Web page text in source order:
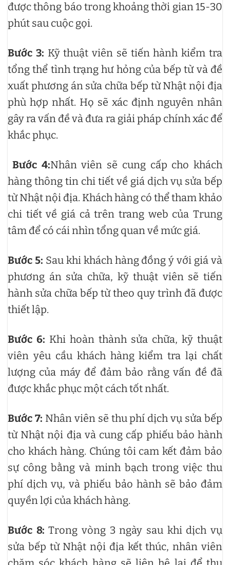
được thông báo trong khoảng thời gian 15-30
phút sau cuộc gọi.
Bước 3: Kỹ thuật viên sẽ tiến hành kiểm tra
tổng thể tình trạng hư hỏng của bếp từ và đề
xuất phương án sửa chữa bếp từ Nhật nội địa
phù hợp nhất. Họ sẽ xác định nguyên nhân
gây ra vấn đề và đưa ra giải pháp chính xác để
khắc phục.
Bước 4:Nhân viên sẽ cung cấp cho khách
hàng thông tin chi tiết về giá dịch vụ sửa bếp
từ Nhật nội địa. Khách hàng có thể tham khảo
chi tiết về giá cả trên trang web của Trung
tâm để có cái nhìn tổng quan về mức giá.
Bước 5: Sau khi khách hàng đồng ý với giá và
phương án sửa chữa, kỹ thuật viên sẽ tiến
hành sửa chữa bếp từ theo quy trình đã được
thiết lập.
Bước 6: Khi hoàn thành sửa chữa, kỹ thuật
viên yêu cầu khách hàng kiểm tra lại chất
lượng của máy để đảm bảo rằng vấn đề đã
được khắc phục một cách tốt nhất.
Bước 7: Nhân viên sẽ thu phí dịch vụ sửa bếp
từ Nhật nội địa và cung cấp phiếu bảo hành
cho khách hàng. Chúng tôi cam kết đảm bảo
sự công bằng và minh bạch trong việc thu
phí dịch vụ, và phiếu bảo hành sẽ bảo đảm
quyền lợi của khách hàng.
Bước 8: Trong vòng 3 ngày sau khi dịch vụ
sửa bếp từ Nhật nội địa kết thúc, nhân viên